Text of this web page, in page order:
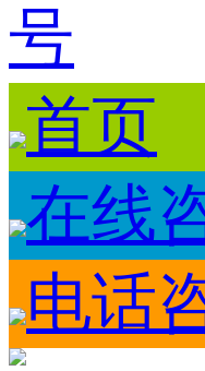
号
首页
在线
电话